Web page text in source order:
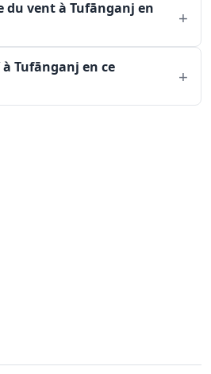
du vent à Tufānganj en
Tufānganj en ce